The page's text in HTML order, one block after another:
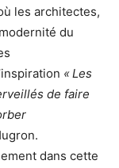
les architectes,
du
« Les
de faire
dans cette